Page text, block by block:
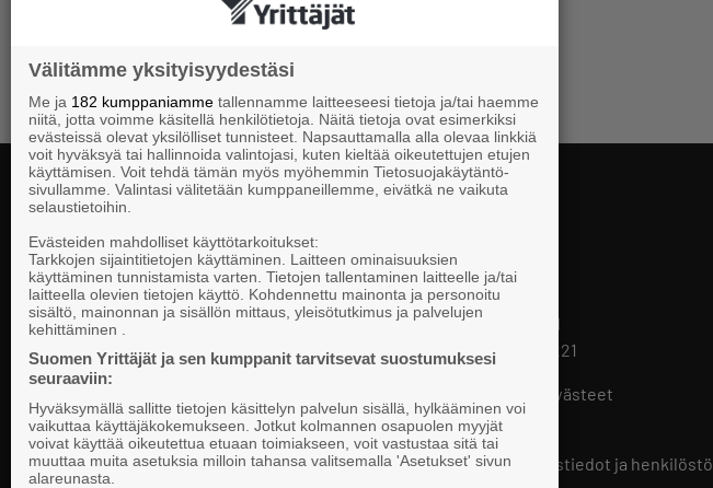
Valtakunnallista, alueellista ja paikallista
vaikuttamista pk-yrittäjien puolesta.
Suomen Yrittäjät
PL 999, 00101 HELSINKI
Puhelinvaihde 09 229 221
Tietosuojaseloste ja evästeet
Evästeasetukset
Keskusjärjestön yhteystiedot ja henkilöstö
Välitämme yksityisyydestäsi
Me ja 182 kumppaniamme tallennamme laitteeseesi tietoja ja/tai haemme
niitä, jotta voimme käsitellä henkilötietoja. Näitä tietoja ovat esimerkiksi
evästeissä olevat yksilölliset tunnisteet. Napsauttamalla alla olevaa linkkiä
voit hyväksyä tai hallinnoida valintojasi, kuten kieltää oikeutettujen etujen
käyttämisen. Voit tehdä tämän myös myöhemmin Tietosuojakäytäntö-
sivullamme. Valintasi välitetään kumppaneillemme, eivätkä ne vaikuta
selaustietoihin.
Evästeiden mahdolliset käyttötarkoitukset:
Tarkkojen sijaintitietojen käyttäminen. Laitteen ominaisuuksien
käyttäminen tunnistamista varten. Tietojen tallentaminen laitteelle ja/tai
laitteella olevien tietojen käyttö. Kohdennettu mainonta ja personoitu
sisältö, mainonnan ja sisällön mittaus, yleisötutkimus ja palvelujen
kehittäminen .
Suomen Yrittäjät ja sen kumppanit tarvitsevat suostumuksesi
seuraaviin:
Hyväksymällä sallitte tietojen käsittelyn palvelun sisällä, hylkääminen voi
vaikuttaa käyttäjäkokemukseen. Jotkut kolmannen osapuolen myyjät
voivat käyttää oikeutettua etuaan toimiakseen, voit vastustaa sitä tai
muuttaa muita asetuksia milloin tahansa valitsemalla 'Asetukset' sivun
alareunasta.